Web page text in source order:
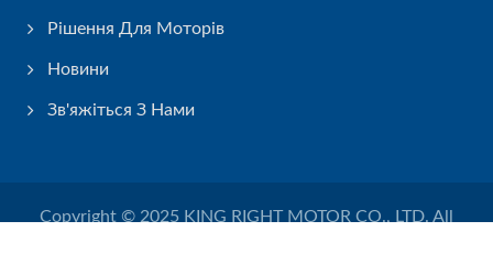
Рішення Для Моторів
Новини
Зв'яжіться З Нами
Copyright © 2025 KING RIGHT MOTOR CO., LTD. All